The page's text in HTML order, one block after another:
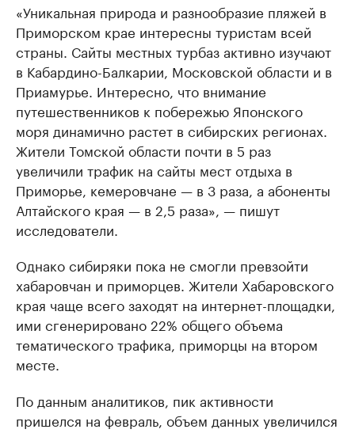
«Уникальная природа и разнообразие пляжей в
Приморском крае интересны туристам всей
страны. Сайты местных турбаз активно изучают
в Кабардино-Балкарии, Московской области и в
Приамурье. Интересно, что внимание
путешественников к побережью Японского
моря динамично растет в сибирских регионах.
Жители Томской области почти в 5 раз
увеличили трафик на сайты мест отдыха в
Приморье, кемеровчане — в 3 раза, а абоненты
Алтайского края — в 2,5 раза», — пишут
исследователи.
Однако сибиряки пока не смогли превзойти
хабаровчан и приморцев. Жители Хабаровского
края чаще всего заходят на интернет-площадки,
ими сгенерировано 22% общего объема
тематического трафика, приморцы на втором
месте.
По данным аналитиков, пик активности
пришелся на февраль, объем данных увеличился